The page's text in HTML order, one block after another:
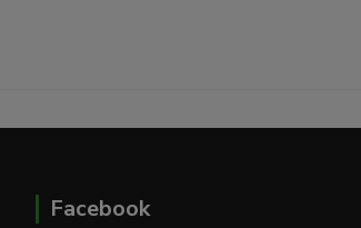
Facebook